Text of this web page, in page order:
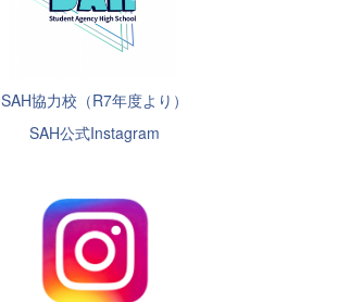
SAH協力校（R7年度より）
SAH公式Instagram